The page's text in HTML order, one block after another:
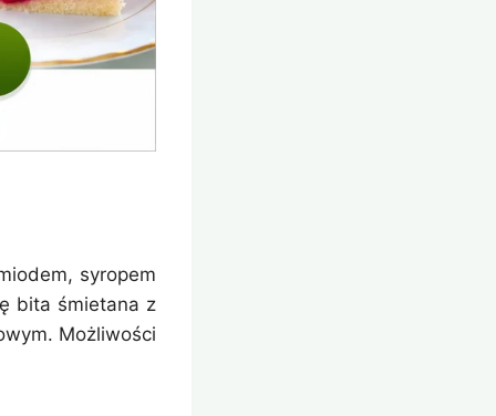
syropem
bita śmietana z
Możliwości